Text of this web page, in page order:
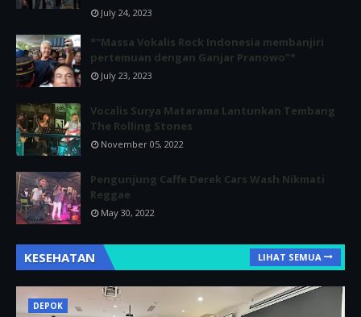
July 24, 2023
*"Massa Vokalis Rock Indonesia membanjiri
pertemuan dengan Ganjar Pranowo"*
July 23, 2023
Vocalis Surya Matarama Lantunkan Tembang
The Rolling Stones
November 05, 2022
Pengunjung Caffe Derek Cars Wash Nikmati
Reggae
May 30, 2022
KESEHATAN LIHAT SEMUA
DEPOK